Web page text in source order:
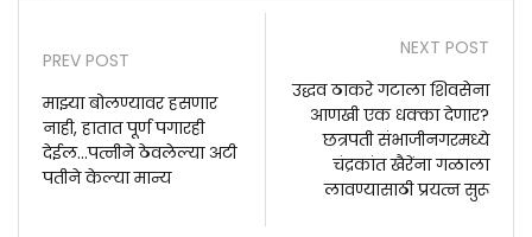
PREV POST
माझ्या बोलण्यावर हसणार
नाही, हातात पूर्ण पगारही
देईल...पत्नीने ठेवलेल्या अटी
पतीने केल्या मान्य
NEXT POST
उद्धव ठाकरे गटाला शिवसेना
आणखी एक धक्का देणार?
छत्रपती संभाजीनगरमध्ये
चंद्रकांत खैरेंना गळाला
लावण्यासाठी प्रयत्न सुरू